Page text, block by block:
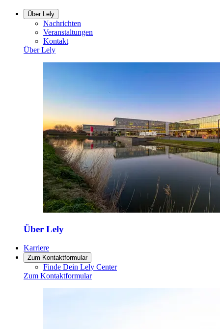
Über Lely
Nachrichten
Veranstaltungen
Kontakt
Über Lely
Über Lely
Karriere
Zum Kontaktformular
Finde Dein Lely Center
Zum Kontaktformular